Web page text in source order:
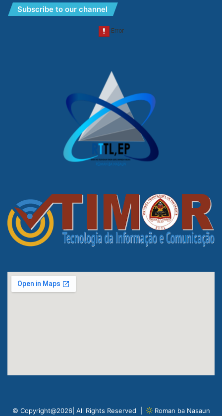
Subscribe to our channel
© Copyright@2026| All Rights Reserved | Roman ba Nasaun